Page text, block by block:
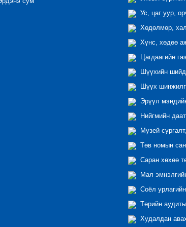
Ус, цаг уур,
Хөдөлмөр,
Хүнс, хөдөө
Цагдаагийн
Шүүхийн
Шүүх
Эрүүл
Нийгмийн
Музей
Төв номын сан
Саран хөхөө
Мал
Соёл
Төрийн
Худалдан